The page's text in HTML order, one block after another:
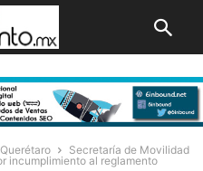
Secretaría de Movilidad
incumplimiento al reglamento